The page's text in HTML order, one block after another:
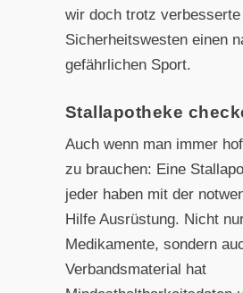
wir doch trotz verbesserte
Sicherheitswesten einen
gefährlichen Sport.
Stallapotheke
Auch wenn man immer
zu brauchen: Eine
jeder haben mit der
Hilfe Ausrüstung. Nicht
Medikamente, sondern
Verbandsmaterial hat